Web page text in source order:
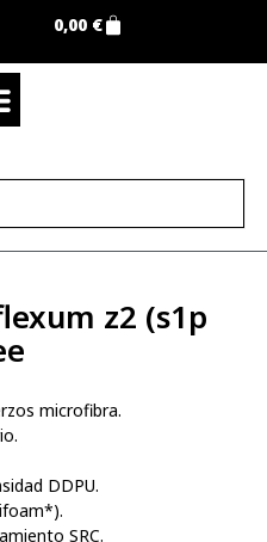
0,00 €
z2 (s1p
microfibra.
DDPU.
SRC.